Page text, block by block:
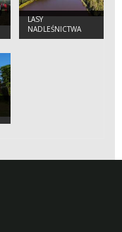
LASY
NADLEŚNICTWA
SKRWILNO